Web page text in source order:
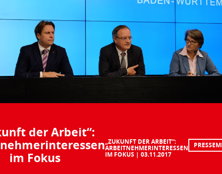
der Arbeit“:
im Fokus
„ZUKUNFT DER ARBEIT“:
ARBEITNEHMERINTERESSEN
IM FOKUS 03.11.2017